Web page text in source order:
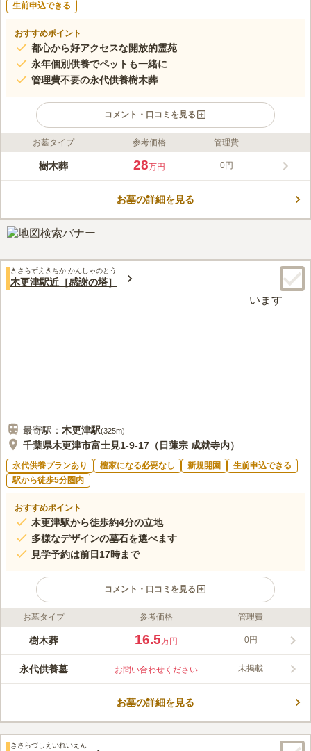
生前申込できる
おすすめポイント
都心から好アクセスな開放的霊苑
永年個別供養でペットも一緒に
管理費不要の永代供養樹木葬
コメント・口コミを見る
ライフドット編集部のコメント
「木更津金田インター」からわずか2分ほどという好立地にあ
ため車椅子の方も安心してお参りいただけます。背景には大観覧
れない個別供養の樹木葬として、将来にわたりご家族に負担をか
けない穏やかな眠りの場を提供いたします。
口コミ評価
お墓タイプ 参考価格 管理費
樹木葬 28万円 0円
お墓の詳細を見る
きさらずえきちか かんしゃのとう
木更津駅近［感謝の塔］
最寄駅： 木更津駅(325m)
千葉県木更津市富士見1-9-17（日蓮宗 成就寺内）
永代供養プランあり 檀家になる必要なし 新規開園
生前申込できる
駅から徒歩5分圏内
おすすめポイント
木更津駅から徒歩約4分の立地
多様なデザインの墓石を選べます
見学予約は前日17時まで
コメント・口コミを見る
ライフドット編集部のコメント
木更津市富士見の日蓮宗 成就寺内に「木更津駅近［感謝の
徒歩約4分の便利な立地が魅力です。宗教不問で、グリーン、レ
ッド、ブルー、ブラックの4種の墓石から選べます。個別区画は
は前日の17時まで予約を受け付けていますが、友引の日は見学対
この霊園はまだ誰からも評価されていません。
お墓タイプ 参考価格 管理費
樹木葬 16.5万円 0円
永代供養墓 お問い合わせください 未掲載
お墓の詳細を見る
きさらづしえいれいえん